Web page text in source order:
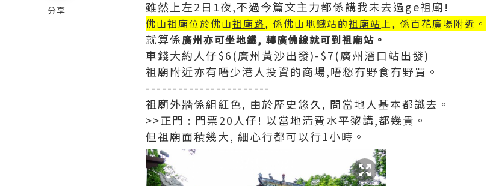
分享
雖然上左2日1夜,不過今篇文主力都係講我未去過ge祖廟!
佛山祖廟位於佛山祖廟路, 係佛山地鐵站的祖廟站上, 係百花廣場附近。
就算係廣州亦可坐地鐵, 轉廣佛線就可到祖廟站。
車錢大約人仔$6(廣州黃沙出發)-$7(廣州滘口站出發)
祖廟附近亦有唔少港人投資的商場,唔愁冇野食冇野買。
-----------------------
祖廟外牆係組紅色, 由於歷史悠久, 問當地人基本都識去。
>>正門 : 門票20人仔! 以當地清費水平黎講,都幾貴。
但祖廟面積幾大, 細心行都可以行1小時。